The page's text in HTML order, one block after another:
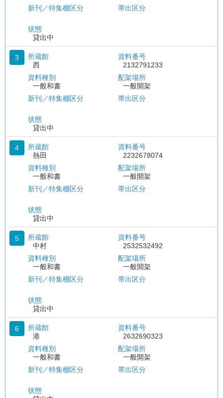
新刊／特集棚区分
状態
貸出中
帯出区分
3
所蔵館
西
資料種別
一般和書
新刊／特集棚区分
状態
貸出中
資料番号
2132791233
配架場所
一般開架
帯出区分
4
所蔵館
熱田
資料種別
一般和書
新刊／特集棚区分
状態
貸出中
資料番号
2232678074
配架場所
一般開架
帯出区分
5
所蔵館
中村
資料種別
一般和書
新刊／特集棚区分
状態
貸出中
資料番号
2532532492
配架場所
一般開架
帯出区分
6
所蔵館
港
資料種別
一般和書
新刊／特集棚区分
状態
資料番号
2632690323
配架場所
一般開架
帯出区分